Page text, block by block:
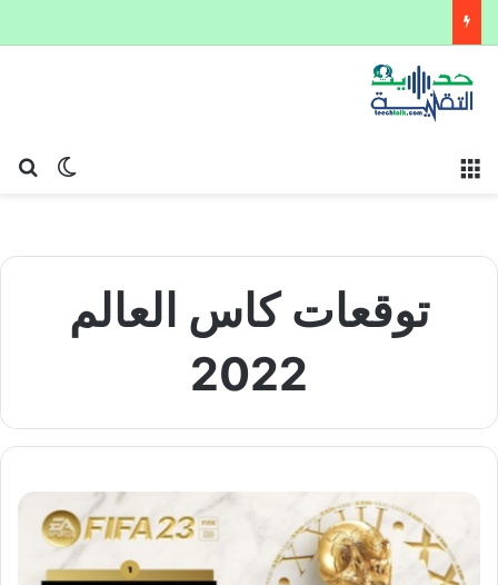
الوضع
توقعات كاس العالم
2022